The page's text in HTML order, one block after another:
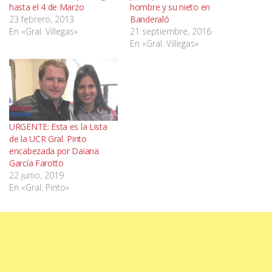
hasta el 4 de Marzo
23 febrero, 2013
En «Gral. Villegas»
hombre y su nieto en
Banderaló
21 septiembre, 2016
En «Gral. Villegas»
URGENTE: Esta es la Lista
de la UCR Gral. Pinto
encabezada por Daiana
García Farotto
22 junio, 2019
En «Gral. Pinto»